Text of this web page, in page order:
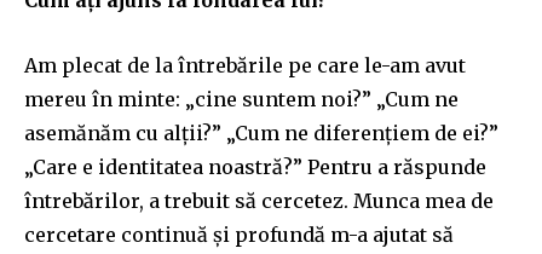
Am plecat de la întrebările pe care le-am avut
mereu în minte: „cine suntem noi?” „Cum ne
asemănăm cu alții?” „Cum ne diferențiem de ei?”
„Care e identitatea noastră?” Pentru a răspunde
întrebărilor, a trebuit să cercetez. Munca mea de
cercetare continuă și profundă m-a ajutat să